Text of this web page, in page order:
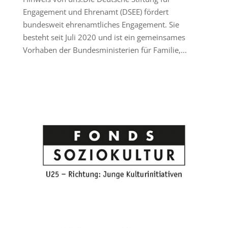
Engagement und Ehrenamt (DSEE) fördert
bundesweit ehrenamtliches Engagement. Sie
besteht seit Juli 2020 und ist ein gemeinsames
Vorhaben der Bundesministerien für Familie,...